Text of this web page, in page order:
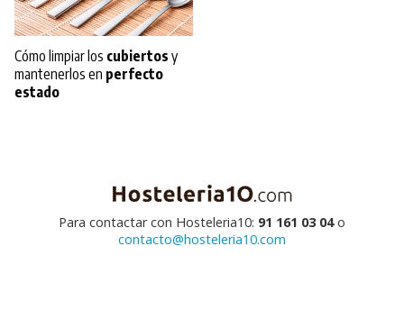
Cómo limpiar los cubiertos y
mantenerlos en perfecto
estado
Para contactar con Hosteleria10: 91 161 03 04o
contacto@hosteleria10.com